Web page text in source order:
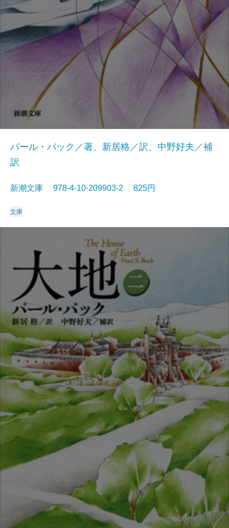
パール・バック／著、新居格／訳、中野好夫／補
訳
新潮文庫 978-4-10-209903-2 825円
文庫